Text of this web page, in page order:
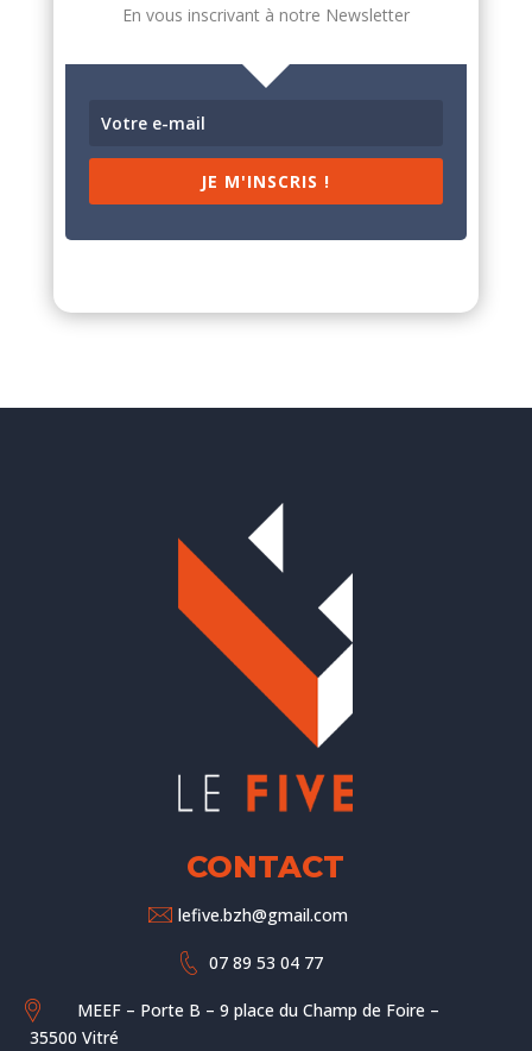
En vous inscrivant à notre Newsletter
JE M'INSCRIS !
CONTACT
lefive.bzh@gmail.com
07 89 53 04 77
MEEF – Porte B – 9 place du Champ de Foire –
35500 Vitré